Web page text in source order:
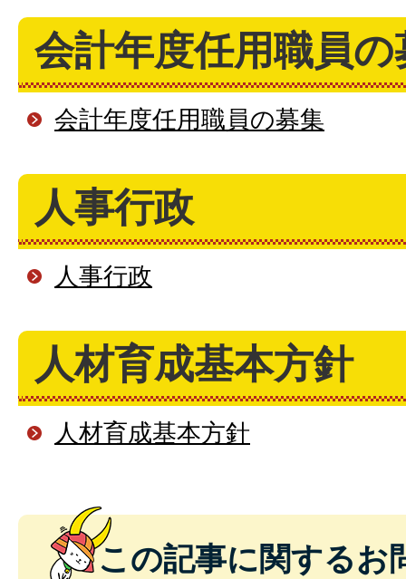
会計年度任用職員の
会計年度任用職員の募集
人事行政
人事行政
人材育成基本方針
人材育成基本方針
この記事に関するお